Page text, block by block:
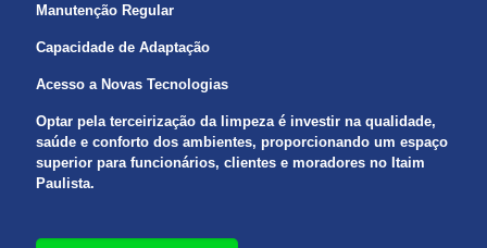
Manutenção Regular
Capacidade de Adaptação
Acesso a Novas Tecnologias
Optar pela terceirização da limpeza é investir na qualidade,
saúde e conforto dos ambientes, proporcionando um espaço
superior para funcionários, clientes e moradores no Itaim
Paulista.